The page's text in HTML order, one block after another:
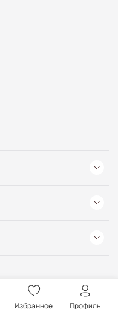
Избранное Профиль